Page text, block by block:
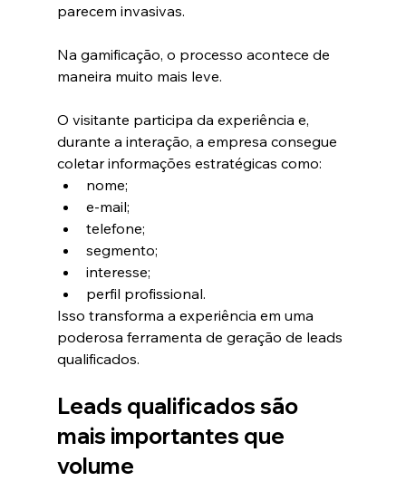
parecem invasivas.
Na gamificação, o processo acontece de
maneira muito mais leve.
O visitante participa da experiência e,
durante a interação, a empresa consegue
coletar informações estratégicas como:
nome;
e-mail;
telefone;
segmento;
interesse;
perfil profissional.
Isso transforma a experiência em uma
poderosa ferramenta de geração de leads
qualificados.
Leads qualificados são
mais importantes que
volume